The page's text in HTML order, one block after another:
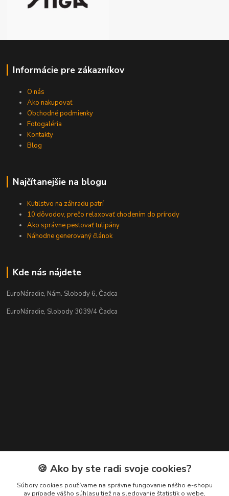
Informácie pre zákazníkov
O nás
Ako nakupovať
Obchodné podmienky
Fotogaléria
Kontakty
Blog
Najčítanejšie na blogu
Kutilstvo na záhradu patrí
10 dôvodov, prečo relaxovať chodením do prírody
Ako správne pestovať tulipány
Náhodne generovaný článok
Kde nás nájdete
EuroNáradie, Nám. Slobody 6, Čadca
EuroNáradie, Slobody 3039/4 Čadca
Kontakty
Zákaznícka podpora EuroNáradie
+421 911 629 846
🍪 Ako by ste radi svoje cookies?
Súbory cookies používame na správne fungovanie nášho e-shopu
av prípade vášho súhlasu tiež na sledovanie štatistík o webe,